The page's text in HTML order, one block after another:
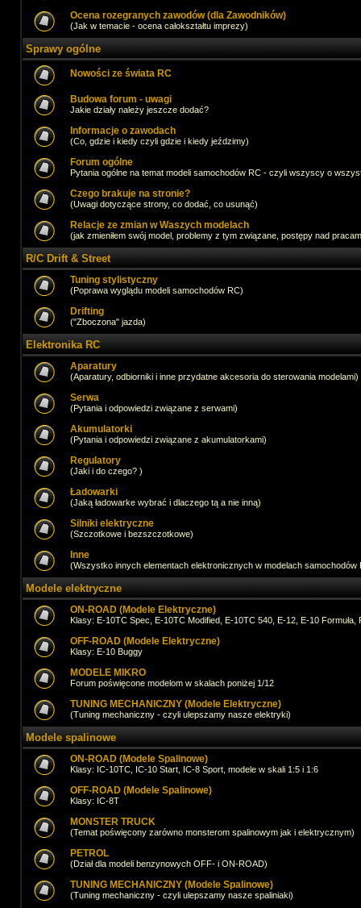
Ocena rozegranych zawodów (dla Zawodników)
(Jak w temacie - ocena całokształtu imprezy)
Sprawy ogólne
Nowości ze świata RC
Budowa forum - uwagi
Jakie działy należy jeszcze dodać?
Informacje o zawodach
(Co, gdzie i kiedy czyli gdzie i kiedy jeździmy)
Forum ogólne
Pytania ogólne na temat modeli samochodów RC - czyli wszyscy o
Czego brakuje na stronie?
(Uwagi dotyczące strony, co dodać, co usunąć)
Relacje ze zmian w Waszych modelach
(jak zmieniłem swój model, problemy z tym związane, postępy nad
R/C Drift & Street
Tuning stylistyczny
(Poprawa wyglądu modeli samochodów RC)
Drifting
("Zboczona" jazda)
Elektronika RC
Aparatury
(Aparatury, odbiorniki i inne przydatne akcesoria do sterowania modelami)
Serwa
(Pytania i odpowiedzi związane z serwami)
Akumulatorki
(Pytania i odpowiedzi związane z akumulatorkami)
Regulatory
(Jaki i do czego? )
Ładowarki
(Jaką ładowarke wybrać i dlaczego tą a nie inną)
Silniki elektryczne
(Szczotkowe i bezszczotkowe)
Inne
(Wszystko innych elementach elektronicznych w modelach samochodów
Modele elektryczne
ON-ROAD (Modele Elektryczne)
Klasy: E-10TC Spec, E-10TC Modified, E-10TC 540, E-12, E-10 Formuła,
OFF-ROAD (Modele Elektryczne)
Klasy: E-10 Buggy
MODELE MIKRO
Forum poświęcone modelom w skalach poniżej 1/12
TUNING MECHANICZNY (Modele Elektryczne)
(Tuning mechaniczny - czyli ulepszamy nasze elektryki)
Modele spalinowe
ON-ROAD (Modele Spalinowe)
Klasy: IC-10TC, IC-10 Start, IC-8 Sport, modele w skali 1:5 i 1:6
OFF-ROAD (Modele Spalinowe)
Klasy: IC-8T
MONSTER TRUCK
(Temat poświęcony zarówno monsterom spalinowym jak i elektrycznym)
PETROL
(Dział dla modeli benzynowych OFF- i ON-ROAD)
TUNING MECHANICZNY (Modele Spalinowe)
(Tuning mechaniczny - czyli ulepszamy nasze spaliniaki)